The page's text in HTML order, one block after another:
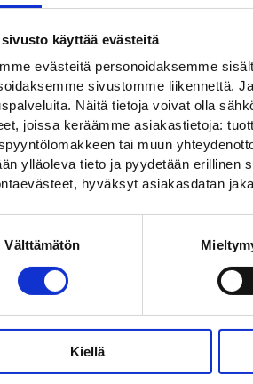
sivusto käyttää evästeitä
evästeitä personoidaksemme
sivustomme liikennettä.
Näitä tietoja voivat olla
joissa keräämme asiakastietoja:
tai muun
ylläoleva tieto ja pyydetään
hyväksyt asiakasdatan
Välttämätön
Kiellä
RAKE teräsverkkoaidat